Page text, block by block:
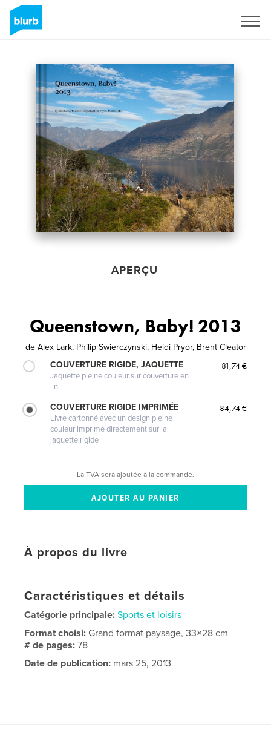
APERÇU
Queenstown, Baby! 2013
de Alex Lark, Philip Swierczynski, Heidi Pryor, Brent Cleator
COUVERTURE RIGIDE, JAQUETTE
Jaquette pleine couleur sur couverture en
lin
81,74 €
COUVERTURE RIGIDE IMPRIMÉE
Livre cartonné avec un design pleine
couleur imprimé directement sur la
jaquette rigide
84,74 €
La TVA sera ajoutée à la commande.
À propos du livre
Caractéristiques et détails
Catégorie principale: Sports et loisirs
Format choisi: Grand format paysage, 33×28 cm
# de pages:78
Date de publication: mars 25, 2013